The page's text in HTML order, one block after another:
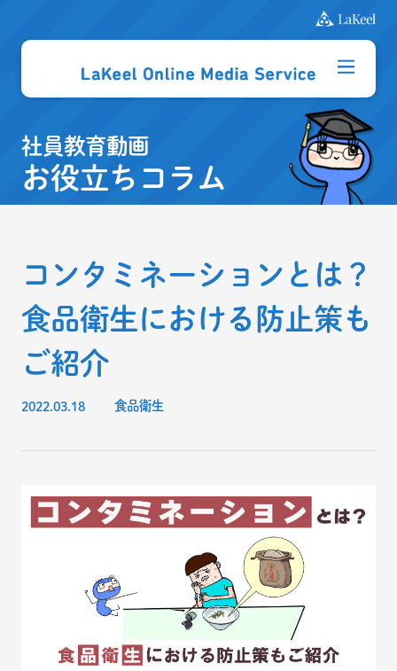
社員教育動画
お役立ちコラム
コンタミネーションとは？
食品衛生における防止策も
ご紹介
2022.03.18 食品衛生